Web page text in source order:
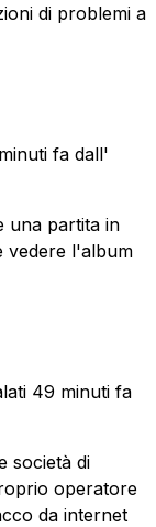
di problemi a
fa dall'
partita in
vedere l'album
49 minuti fa
società di
operatore
da internet